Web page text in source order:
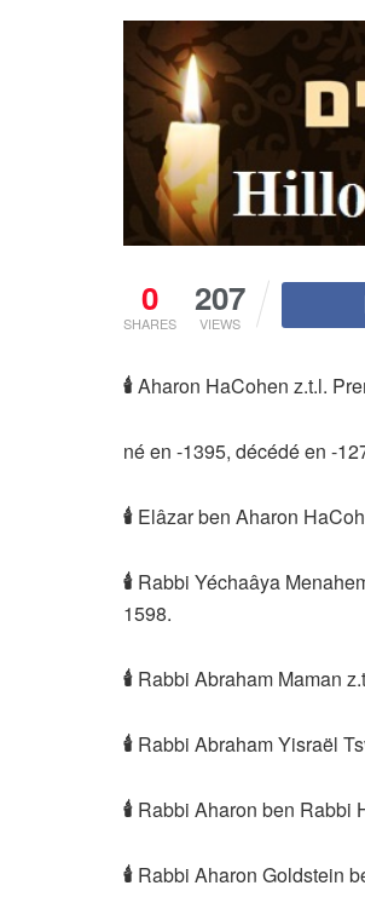
0
SHARES
207
VIEWS
🕯Aharon HaCohen z.t.l.
né en -1395, décédé en -
🕯 Elâzar ben Aharon
🕯 Rabbi Yéchaâya
1598.
🕯 Rabbi Abraham Maman
🕯 Rabbi Abraham Yisraël
🕯 Rabbi Aharon ben Rabbi
🕯 Rabbi Aharon Goldstein